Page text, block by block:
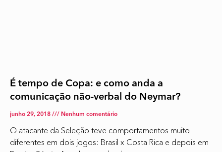
É tempo de Copa: e como anda a
comunicação não-verbal do Neymar?
junho 29, 2018 Nenhum comentário
O atacante da Seleção teve comportamentos muito
diferentes em dois jogos: Brasil x Costa Rica e depois em